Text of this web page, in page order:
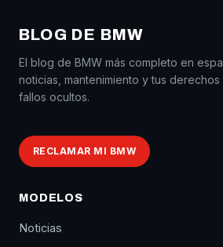
BLOG DE BMW
El blog de BMW más completo en
noticias, mantenimiento y tus
fallos ocultos.
RECLAMAR MI BMW
MODELOS
Noticias